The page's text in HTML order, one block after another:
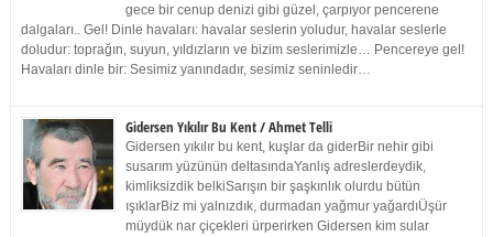
gece bir cenup denizi gibi güzel, çarpıyor pencerene
dalgaları.. Gel! Dinle havaları: havalar seslerin yoludur, havalar seslerle
doludur: toprağın, suyun, yıldızların ve bizim seslerimizle… Pencereye gel!
Havaları dinle bir: Sesimiz yanındadır, sesimiz seninledir…
Gidersen Yıkılır Bu Kent / Ahmet Telli
Gidersen yıkılır bu kent, kuşlar da giderBir nehir gibi
susarım yüzünün deltasındaYanlış adreslerdeydik,
kimliksizdik belkiSarışın bir şaşkınlık olurdu bütün
ışıklarBiz mi yalnızdık, durmadan yağmur yağardıÜşür
müydük nar çiçekleri ürperirken Gidersen kim sular